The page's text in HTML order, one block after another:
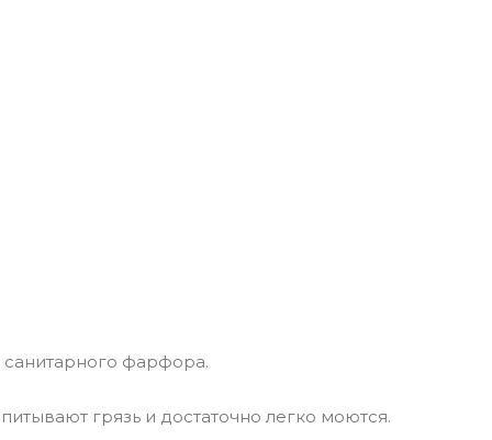
санитарного фарфора.
грязь и достаточно легко моются.